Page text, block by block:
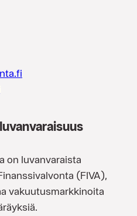
on luvanvaraista
(FIVA),
vakuutusmarkkinoita